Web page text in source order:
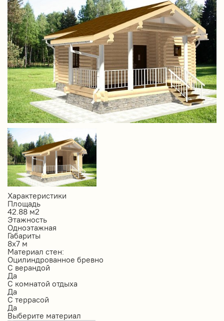
Характеристики
Площадь
42.88 м2
Этажность
Одноэтажная
Габариты
8х7 м
Материал стен:
Оцилиндрованное бревно
С верандой
Да
С комнатой отдыха
Да
С террасой
Да
Выберите материал